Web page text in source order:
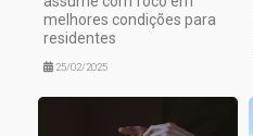
melhores condições para
residentes
25/02/2025